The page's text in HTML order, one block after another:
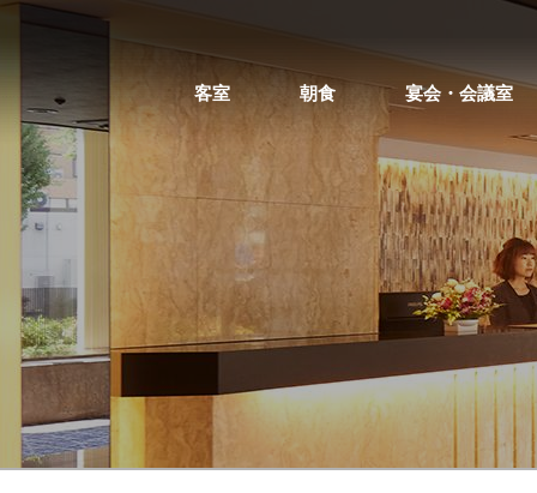
客室 朝食 宴会・会議室